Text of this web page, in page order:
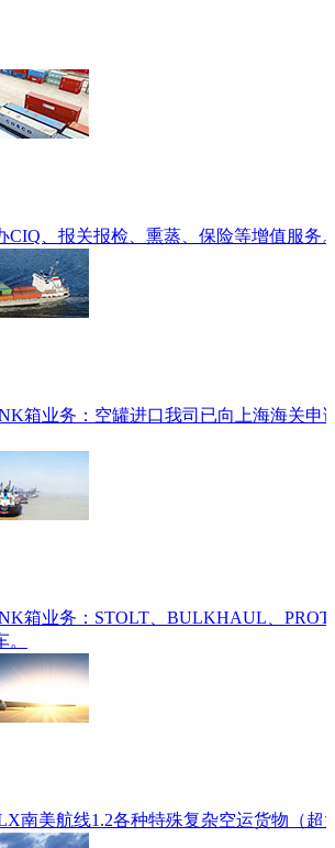
CIQ、报关报检、熏蒸、保险等增值服
箱业务：空罐进口我司已向上海海关
箱业务：STOLT、BULKHAUL、
南美航线1.2各种特殊复杂空运货物（